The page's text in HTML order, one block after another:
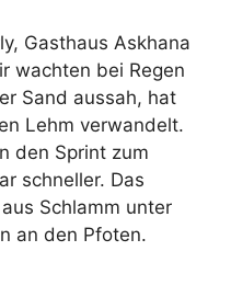
Gasthaus Askhana
wachten bei Regen
Sand aussah, hat
Lehm verwandelt.
den Sprint zum
schneller. Das
Schlamm unter
an den Pfoten.